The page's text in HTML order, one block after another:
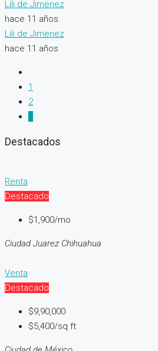
Lili de Jimenez
hace 11 años
Lili de Jimenez
hace 11 años
1
2
Destacados
Renta
Destacado
$1,900/mo
Ciudad Juarez Chihuahua
Venta
Destacado
$9,90,000
$5,400/sq ft